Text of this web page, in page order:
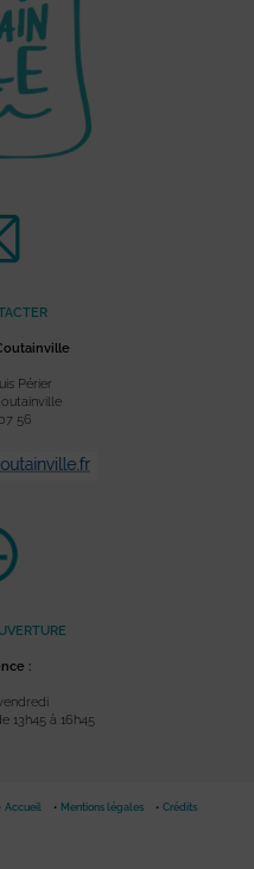
Périer
56
:
13h45 à 16h45
Accueil Mentions légales Crédits